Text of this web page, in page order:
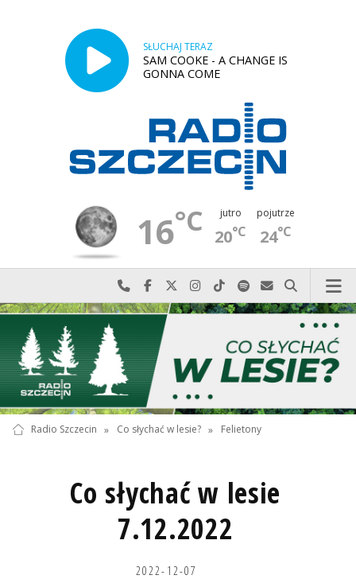
SŁUCHAJ TERAZ
SAM COOKE - A CHANGE IS
GONNA COME
16°C jutro
20°C
pojutrze
24°C
Najlepiej po prostu do nas zadzwoń
Odwiedź nas na Facebook-u
Odwiedź nas na X
Odwiedź nas na Instagram-ie
Odwiedź nas na TikTok-u
Szukaj nas na Spotify
Wyślij do nas
Szukaj
Radio Szczecin » Co słychać w lesie? » Felietony
Co słychać w lesie
7.12.2022
2022-12-07